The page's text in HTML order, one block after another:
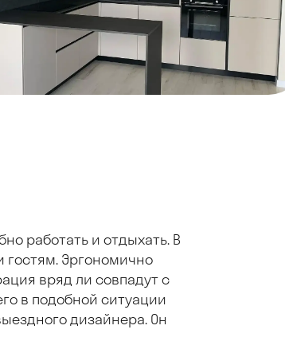
работать и отдыхать. В
гостям. Эргономично
вряд ли совпадут с
в подобной ситуации
дизайнера. Он